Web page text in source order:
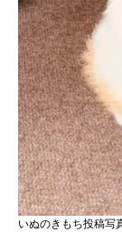
いぬのきもち投稿写